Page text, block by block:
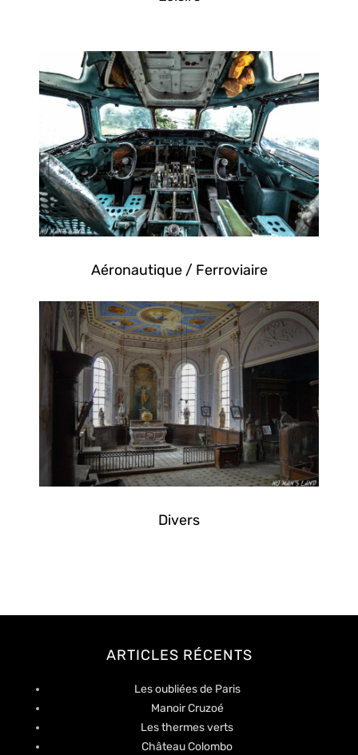
Aéronautique / Ferroviaire
Divers
ARTICLES RÉCENTS
Les oubliées de Paris
Manoir Cruzoé
Les thermes verts
Château Colombo